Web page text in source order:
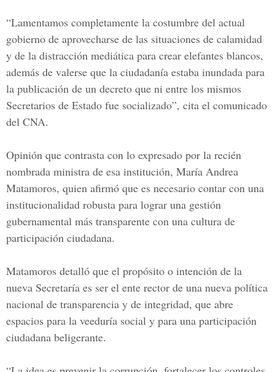
“Lamentamos completamente la costumbre del actual
gobierno de aprovecharse de las situaciones de calamidad
y de la distracción mediática para crear elefantes blancos,
además de valerse que la ciudadanía estaba inundada para
la publicación de un decreto que ni entre los mismos
Secretarios de Estado fue socializado”, cita el comunicado
del CNA.
Opinión que contrasta con lo expresado por la recién
nombrada ministra de esa institución, María Andrea
Matamoros, quien afirmó que es necesario contar con una
institucionalidad robusta para lograr una gestión
gubernamental más transparente con una cultura de
participación ciudadana.
Matamoros detalló que el propósito o intención de la
nueva Secretaría es ser el ente rector de una nueva política
nacional de transparencia y de integridad, que abre
espacios para la veeduría social y para una participación
ciudadana beligerante.